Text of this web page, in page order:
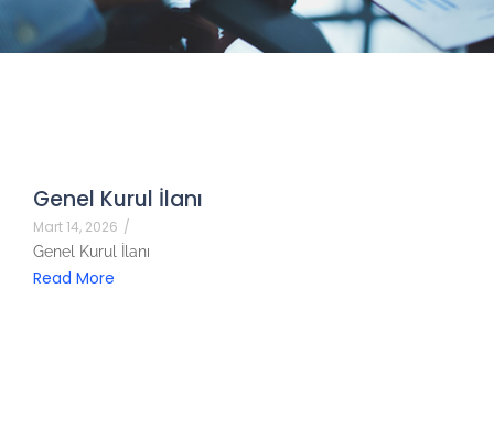
Genel Kurul İlanı
Mart 14, 2026 /
Genel Kurul İlanı
Read More